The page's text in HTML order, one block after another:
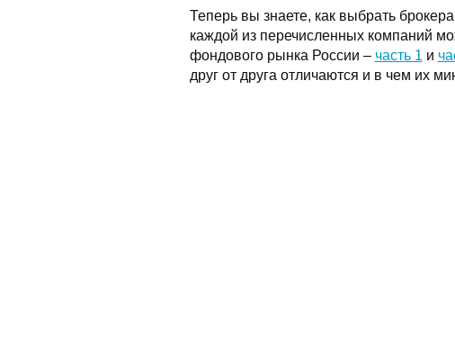
Теперь вы знаете, как выбрать
каждой из перечисленных компаний
фондового рынка России – часть 1 и
друг от друга отличаются и в чем их